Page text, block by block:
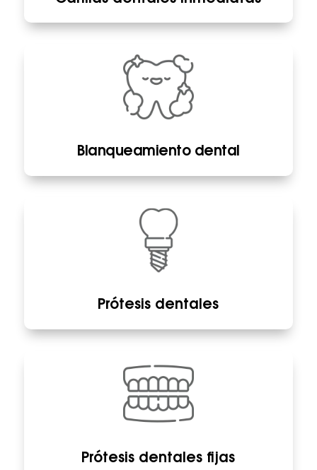
Blanqueamiento dental
Prótesis dentales
Prótesis dentales fijas